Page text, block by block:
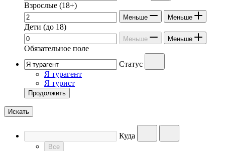
Взрослые (18+)
Меньше Меньше
Дети (до 18)
Меньше Меньше
Обязательное поле
Статус
Я турагент
Я турист
Продолжить
Искать
Куда
Все